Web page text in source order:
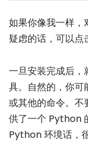
如果你像我一样，
疑虑的话，可以点
一旦安装完成后，
具。自然的，你可
或其他的命令。
供了一个 Python
Python 环境话，